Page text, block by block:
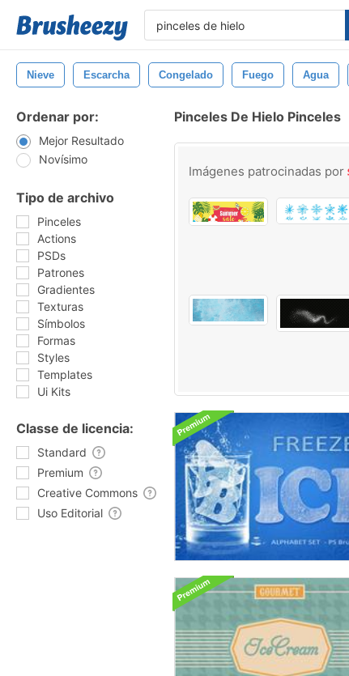
Nieve Escarcha Congelado Fuego Agua
Ordenar por:
Mejor Resultado
Novísimo
Tipo de archivo
Pinceles
Actions
PSDs
Patrones
Gradientes
Texturas
Símbolos
Formas
Styles
Templates
Ui Kits
Classe de licencia:
Standard
Premium
Creative Commons
Uso Editorial
Pinceles De Hielo Pinceles
Imágenes patrocinadas por